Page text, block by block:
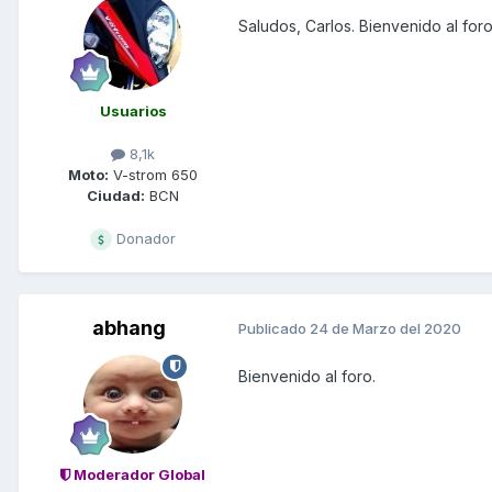
Usuarios
8,1k
Moto: V-strom 650
Ciudad: BCN
Donador
Saludos, Carlos. Bienvenido al
abhang
Moderador Global
Publicado 24 de Marzo del 2020
Bienvenido al foro.